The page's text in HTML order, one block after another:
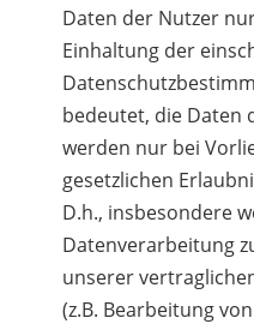
Daten der Nutzer
Einhaltung der
bedeutet, die Daten
werden nur bei
gesetzlichen
D.h., insbesondere
Datenverarbeitung
unserer
(z.B. Bearbeitung